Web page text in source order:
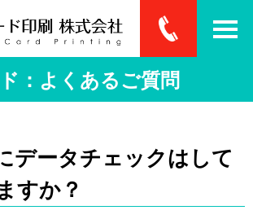
：よくあるご質問
データチェックはして
すか？